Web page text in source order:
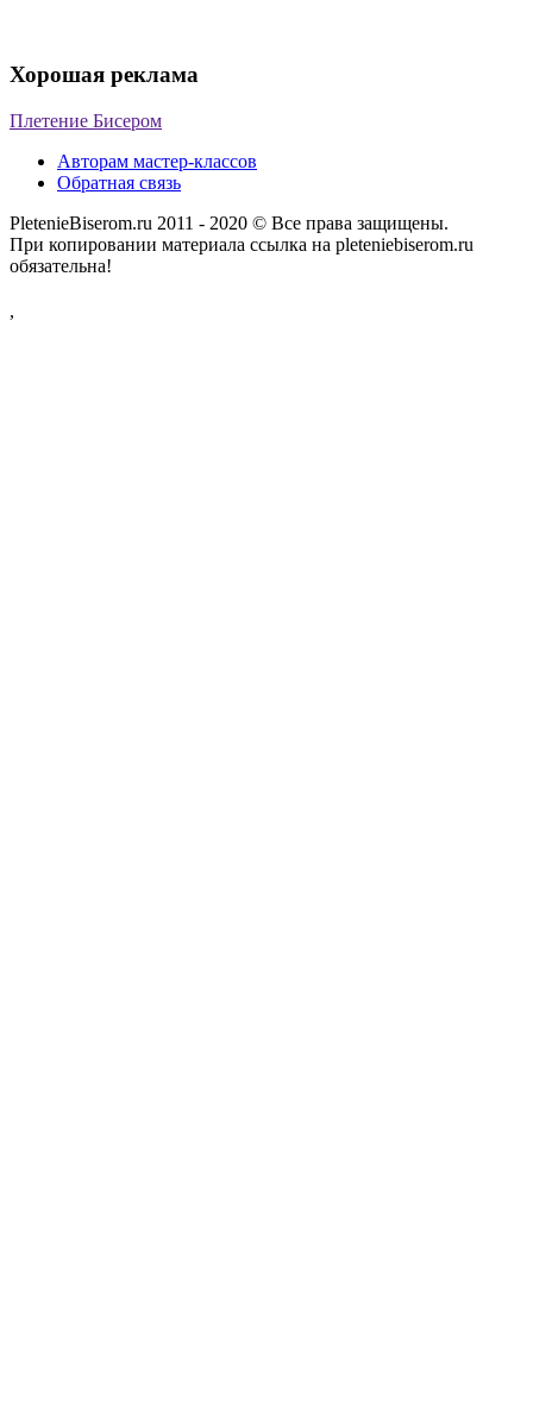
Хорошая реклама
Плетение Бисером
Авторам мастер-классов
Обратная связь
PletenieBiserom.ru 2011 - 2020 © Все права защищены.
При копировании материала ссылка на pleteniebiserom.ru
обязательна!
,